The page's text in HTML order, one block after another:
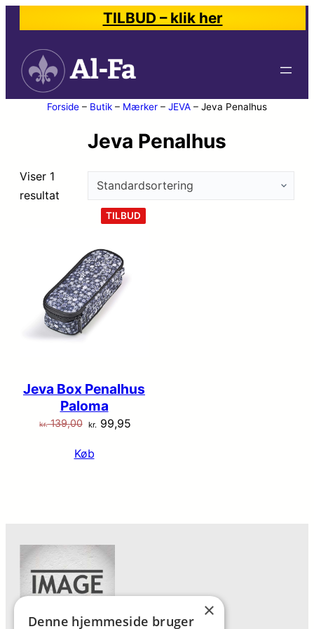
TILBUD – klik her
Forside – Butik – Mærker – JEVA – Jeva Penalhus
Jeva Penalhus
Viser 1
resultat
TILBUD
PÅ
Jeva Box Penalhus
Paloma
kr.139,00 Den
pris
kr. 99,95
Køb
×
Denne hjemmeside bruger